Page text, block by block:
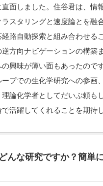
面しました。住谷君は、情
スタリングと速度論とを融
路自動探索と組み合わせる
方向ナビゲーションの構築
興味が薄い面もあったので
プでの生化学研究への参画
論化学者としてだいぶ頼も
活躍してくれることを期待
んな研究ですか？簡単